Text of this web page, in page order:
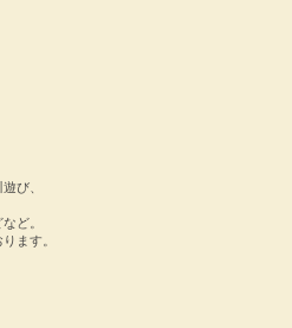
び、
ど。
ます。